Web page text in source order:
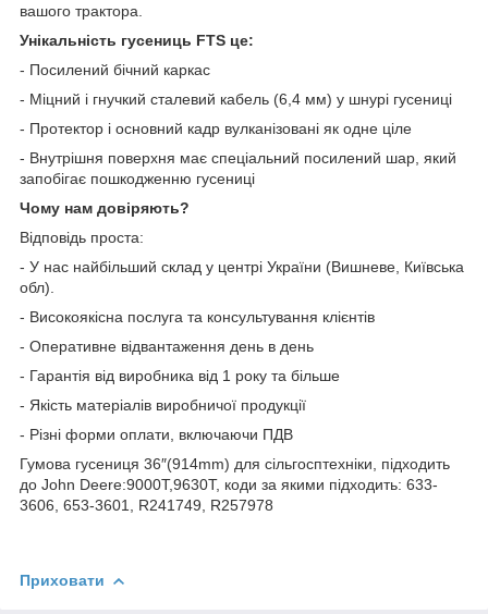
вашого трактора.
Унікальність гусениць FTS це:
- Посилений бічний каркас
- Міцний і гнучкий сталевий кабель (6,4 мм) у шнурі гусениці
- Протектор і основний кадр вулканізовані як одне ціле
- Внутрішня поверхня має спеціальний посилений шар, який
запобігає пошкодженню гусениці
Чому нам довіряють?
Відповідь проста:
- У нас найбільший склад у центрі України (Вишневе, Київська
обл).
- Високоякісна послуга та консультування клієнтів
- Оперативне відвантаження день в день
- Гарантія від виробника від 1 року та більше
- Якість матеріалів виробничої продукції
- Різні форми оплати, включаючи ПДВ
Гумова гусениця 36″(914mm) для сільгосптехніки, підходить
до John Deere:9000T,9630T, коди за якими підходить: 633-
3606, 653-3601, R241749, R257978
Приховати